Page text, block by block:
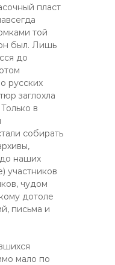
пласт
той
был. Лишь
до
русских
заглохла
в
собирать
наших
участников
чудом
дотоле
письма и
мало по